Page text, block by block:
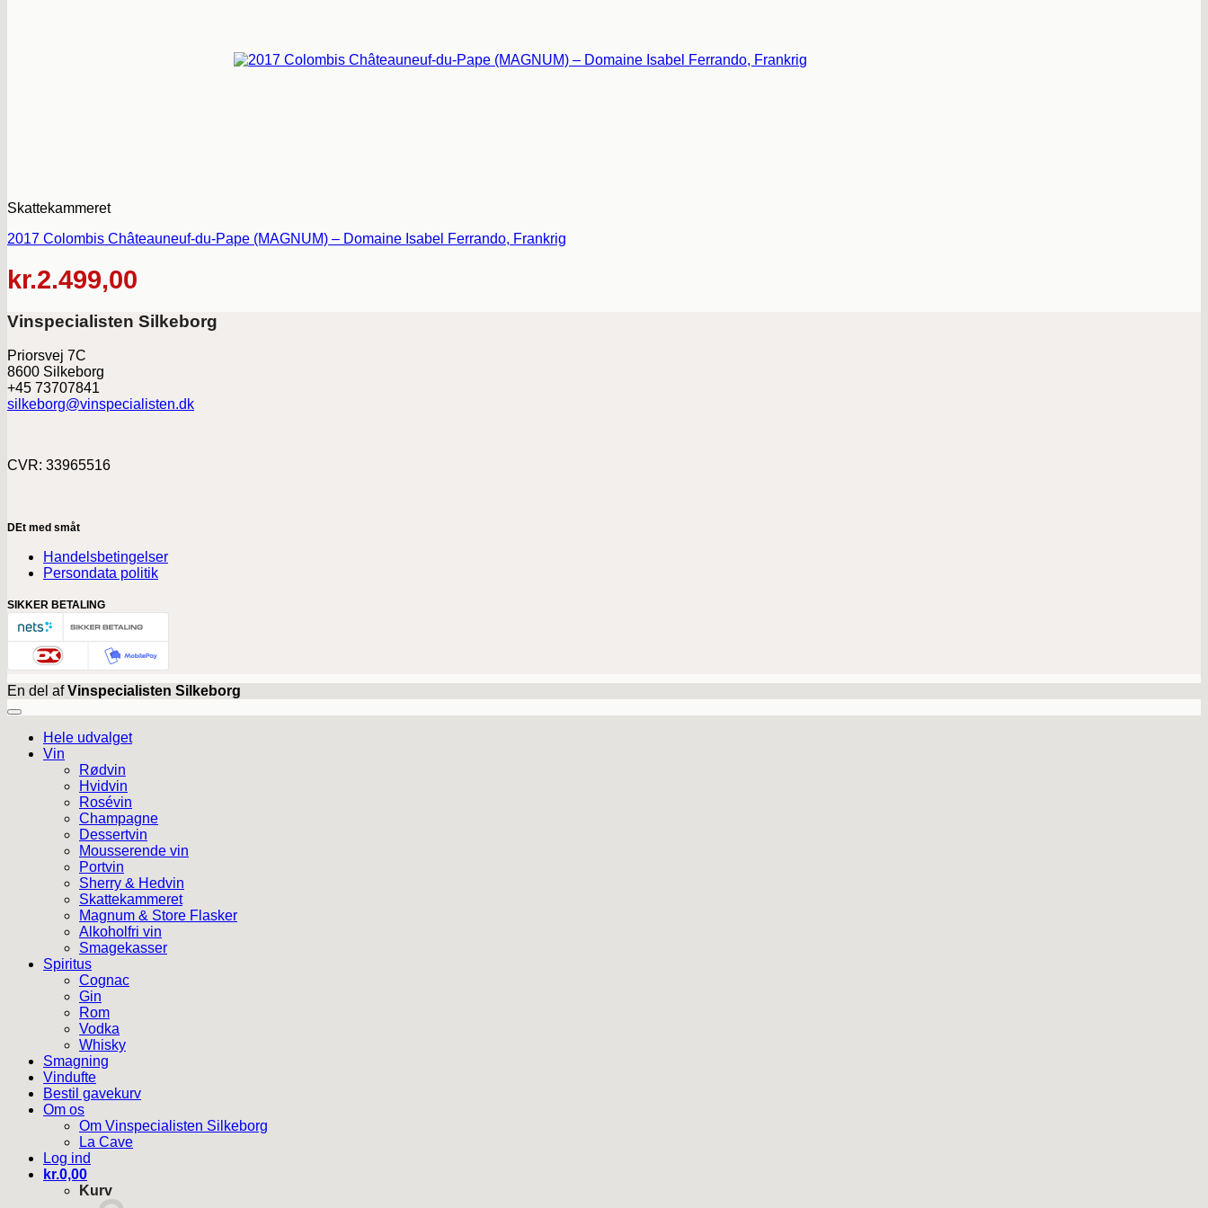
Skattekammeret
2017 Colombis Châteauneuf-du-Pape (MAGNUM) – Domaine Isabel Ferrando, Frankrig
kr.2.499,00
Vinspecialisten Silkeborg
Priorsvej 7C
8600 Silkeborg
+45 73707841
silkeborg@vinspecialisten.dk
CVR: 33965516
DEt med småt
Handelsbetingelser
Persondata politik
SIKKER BETALING
En del afVinspecialisten Silkeborg
Hele udvalget
Vin
Rødvin
Hvidvin
Rosévin
Champagne
Dessertvin
Mousserende vin
Portvin
Sherry & Hedvin
Skattekammeret
Magnum & Store Flasker
Alkoholfri vin
Smagekasser
Spiritus
Cognac
Gin
Rom
Vodka
Whisky
Smagning
Vindufte
Bestil gavekurv
Om os
Om Vinspecialisten Silkeborg
La Cave
Log ind
kr.0,00
Kurv